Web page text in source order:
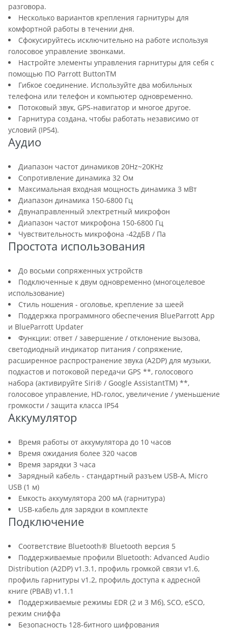
разговора.
Несколько вариантов крепления гарнитуры для
комфортной работы в течении дня.
Сфокусируйтесь исключительно на работе используя
голосовое управление звонками.
Настройте элементы управления гарнитуры для себя с
помощью ПО Parrott ButtonTM
Гибкое соединение. Используйте два мобильных
телефона или телефон и компьютер одновременно.
Потоковый звук, GPS-навигатор и многое другое.
Гарнитура создана, чтобы работать независимо от
условий (IP54).
Аудио
Диапазон частот динамиков 20Hz~20KHz
Сопротивление динамика 32 Ом
Максимальная входная мощность динамика 3 мВт
Диапазон динамика 150-6800 Гц
Двунаправленный электретный микрофон
Диапазон частот микрофона 150-6800 Гц
Чувствительность микрофона -42дБВ / Па
Простота использования
До восьми сопряженных устройств
Подключенные к двум одновременно (многоцелевое
использование)
Стиль ношения - оголовье, крепление за шеей
Поддержка программного обеспечения BlueParrott App
и BlueParrott Updater
Функции: ответ / завершение / отклонение вызова,
светодиодный индикатор питания / сопряжениe,
расширенное распространение звука (A2DP) для музыки,
подкастов и потоковой передачи GPS **, голосового
набора (активируйте Siri® / Google AssistantTM) **,
голосовое управление, HD-голос, увеличение / уменьшение
громкости / защита класса IP54
Аккумулятор
Время работы от аккумулятора до 10 часов
Время ожидания более 320 часов
Время зарядки 3 часа
Зарядный кабель - стандартный разъем USB-A, Micro
USB (1 м)
Емкость аккумулятора 200 мА (гарнитура)
USB-кабель для зарядки в комплекте
Подключение
Соответствие Bluetooth® Bluetooth версия 5
Поддерживаемые профили Bluetooth: Advanced Audio
Distribution (A2DP) v1.3.1, профиль громкой связи v1.6,
профиль гарнитуры v1.2, профиль доступа к адресной
книге (PBAB) v1.1.1
Поддерживаемые режимы EDR (2 и 3 Мб), SCO, eSCO,
режим сниффа
Безопасность 128-битного шифрования